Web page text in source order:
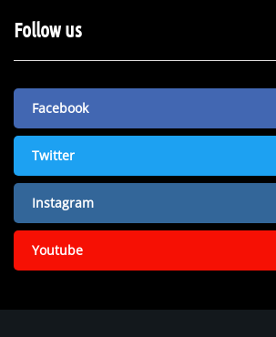
Follow us
Facebook
Twitter
Instagram
Youtube